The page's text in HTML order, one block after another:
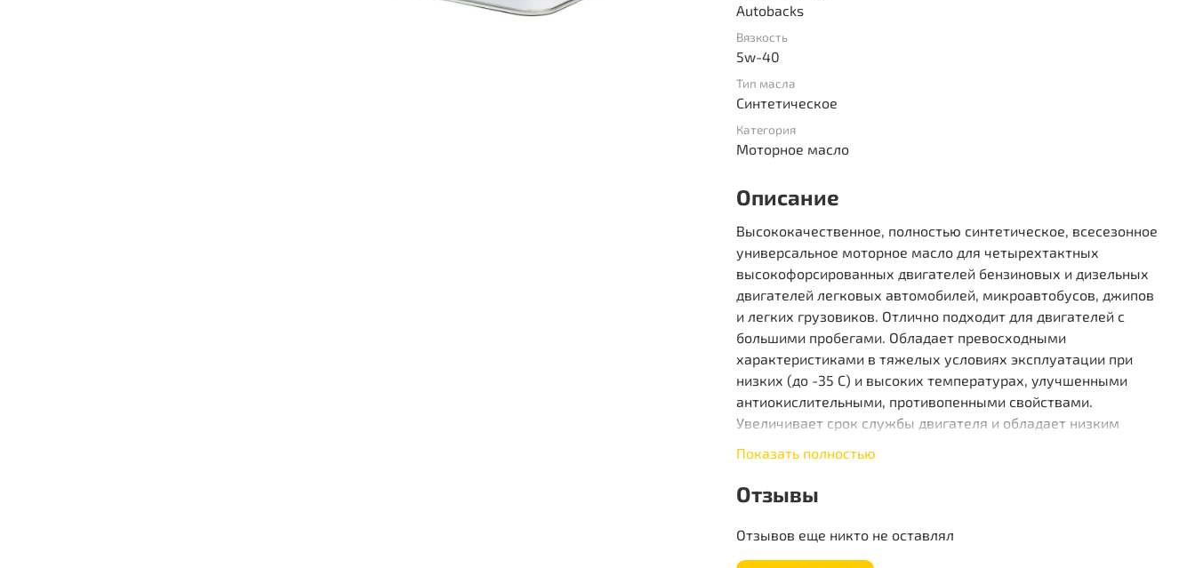
Autobacks
Вязкость
5w-40
Тип масла
Синтетическое
Категория
Моторное масло
Описание
Высококачественное, полностью синтетическое, всесезонное
универсальное моторное масло для четырехтактных
высокофорсированных двигателей бензиновых и дизельных
двигателей легковых автомобилей, микроавтобусов, джипов
и легких грузовиков. Отлично подходит для двигателей с
большими пробегами. Обладает превосходными
характеристиками в тяжелых условиях эксплуатации при
низких (до -35 С) и высоких температурах, улучшенными
антиокислительными, противопенными свойствами.
Увеличивает срок службы двигателя и обладает низким
условиях.
Показать полностью
Отзывы
Отзывов еще никто не оставлял